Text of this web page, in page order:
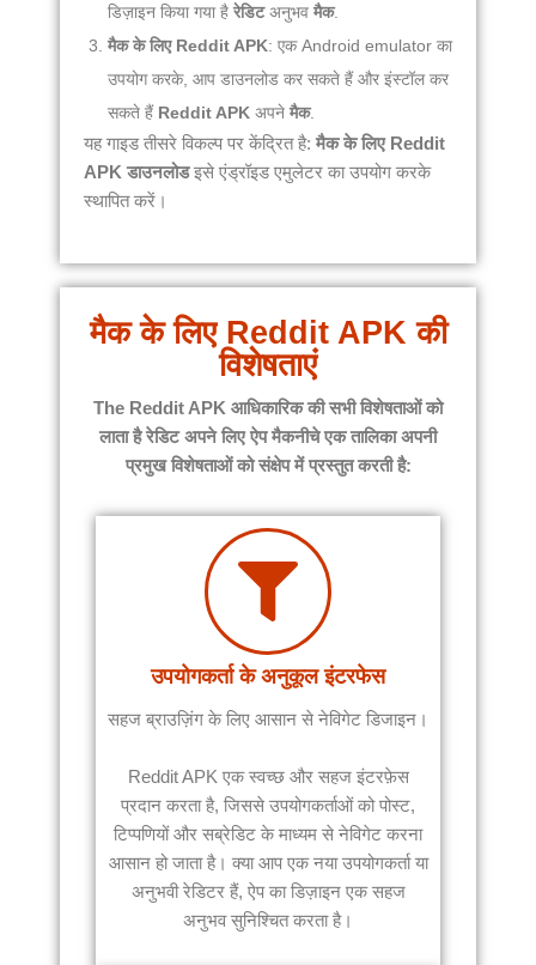
डिज़ाइन किया गया है रेडिटअनुभव मैक.
मैक के लिए Reddit APK: एक Android emulator का
उपयोग करके, आप डाउनलोड कर सकते हैं और इंस्टॉल कर
सकते हैं Reddit APK अपने मैक.
यह गाइड तीसरे विकल्प पर केंद्रित है: मैक के लिए Reddit
APK डाउनलोडइसे एंड्रॉइड एमुलेटर का उपयोग करके
स्थापित करें।
मैक के लिए Reddit APK की
विशेषताएं
The Reddit APK आधिकारिक की सभी विशेषताओं को
लाता हैरेडिटअपने लिए ऐपमैकनीचे एक तालिका अपनी
प्रमुख विशेषताओं को संक्षेप में प्रस्तुत करती है:
उपयोगकर्ता के अनुकूल इंटरफेस
सहज ब्राउज़िंग के लिए आसान से नेविगेट डिजाइन।
Reddit APK एक स्वच्छ और सहज इंटरफ़ेस
प्रदान करता है, जिससे उपयोगकर्ताओं को पोस्ट,
टिप्पणियों और सब्रेडिट के माध्यम से नेविगेट करना
आसान हो जाता है। क्या आप एक नया उपयोगकर्ता या
अनुभवी रेडिटर हैं, ऐप का डिज़ाइन एक सहज
अनुभव सुनिश्चित करता है।